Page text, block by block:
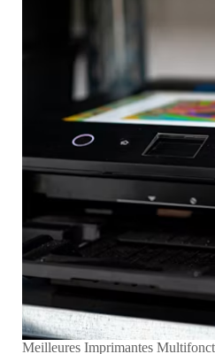
Meilleures Imprimantes